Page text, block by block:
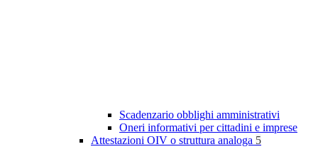
Scadenzario obblighi amministrativi
Oneri informativi per cittadini e imprese
Attestazioni OIV o struttura analoga 5